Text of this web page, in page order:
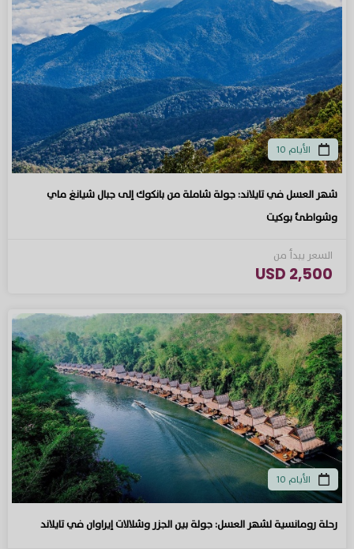
الأيام 10
شهر العسل في تايلاند: جولة شاملة من بانكوك إلى جبال شيانغ ماي
وشواطئ بوكيت
السعر يبدأ من
2,500 USD
الأيام 10
رحلة رومانسية لشهر العسل: جولة بين الجزر وشلالات إيراوان في تايلاند